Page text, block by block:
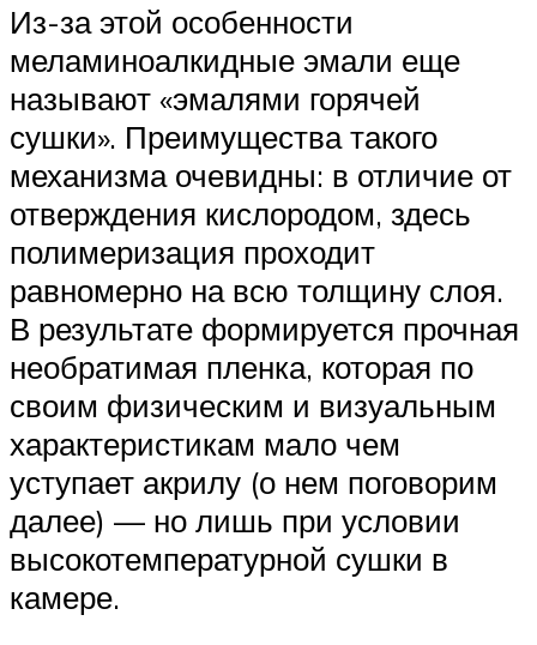
Из-за этой особенности
меламиноалкидные эмали еще
называют «эмалями горячей
сушки». Преимущества такого
механизма очевидны: в отличие от
отверждения кислородом, здесь
полимеризация проходит
равномерно на всю толщину слоя.
В результате формируется прочная
необратимая пленка, которая по
своим физическим и визуальным
характеристикам мало чем
уступает акрилу (о нем поговорим
далее) — но лишь при условии
высокотемпературной сушки в
камере.